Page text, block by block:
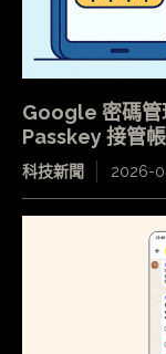
Google 密碼
Passkey 接管帳
科技新聞 2026-